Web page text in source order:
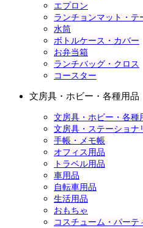
エプロン
ランチョンマット・テ
水筒
ボトルケース・カバー
お弁当箱
ランチバッグ・クロス
コースター
文房具・ホビー・各種用品
文房具・ホビー・各種
文房具・ステーショナ
手帳・メモ帳
オフィス用品
トラベル用品
車用品
自転車用品
生活用品
おもちゃ
コスチューム・パーテ